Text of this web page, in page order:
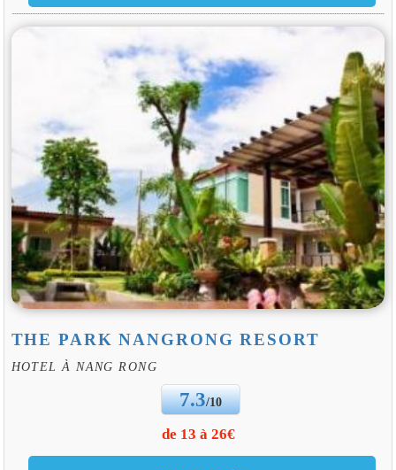
THE PARK NANGRONG RESORT
HOTEL À NANG RONG
7.3/10
de 13 à 26€